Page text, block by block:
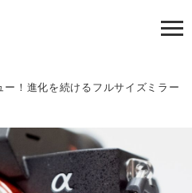
！進化を続けるフルサイズミラー